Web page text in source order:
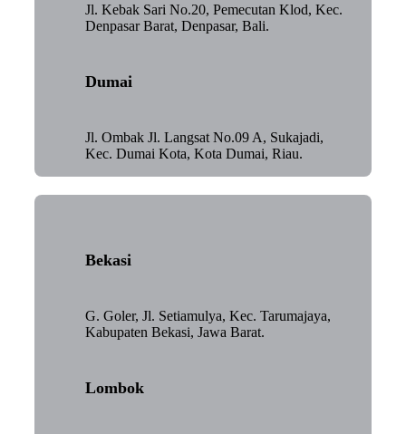
Jl. Kebak Sari No.20, Pemecutan Klod, Kec.
Denpasar Barat, Denpasar, Bali.
Dumai
Jl. Ombak Jl. Langsat No.09 A, Sukajadi,
Kec. Dumai Kota, Kota Dumai, Riau.
Bekasi
G. Goler, Jl. Setiamulya, Kec. Tarumajaya,
Kabupaten Bekasi, Jawa Barat.
Lombok